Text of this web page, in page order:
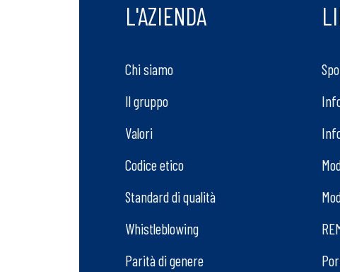
L'AZIENDA
Chi siamo
Il gruppo
Valori
Codice etico
Standard di qualità
Whistleblowing
Parità di genere